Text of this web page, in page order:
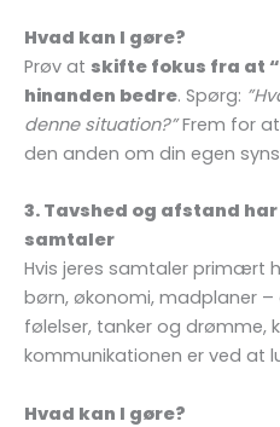
Hvad kan I gøre?
Prøv at skifte fokus fra at
hinanden bedre. Spørg:
denne situation?”Frem for
den anden om din egen
3. Tavshed og afstand
samtaler
Hvis jeres samtaler primært
børn, økonomi, madplaner
følelser, tanker og
kommunikationen er ved at
Hvad kan I gøre?